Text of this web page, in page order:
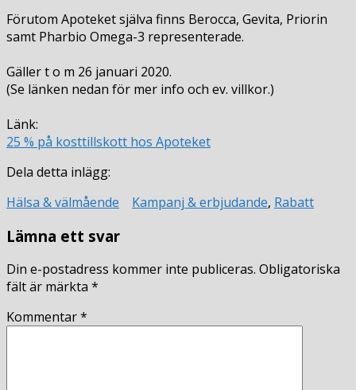
Apoteket
Förutom Apoteket själva finns Berocca, Gevita, Priorin
samt Pharbio Omega-3 representerade.
Gäller t o m 26 januari 2020.
(Se länken nedan för mer info och ev. villkor.)
Länk:
25 % på kosttillskott hos Apoteket
Dela detta inlägg:
Hälsa & välmående
Kampanj & erbjudande, Rabatt
Lämna ett svar
Din e-postadress kommer inte publiceras. Obligatoriska
fält är märkta *
Kommentar*